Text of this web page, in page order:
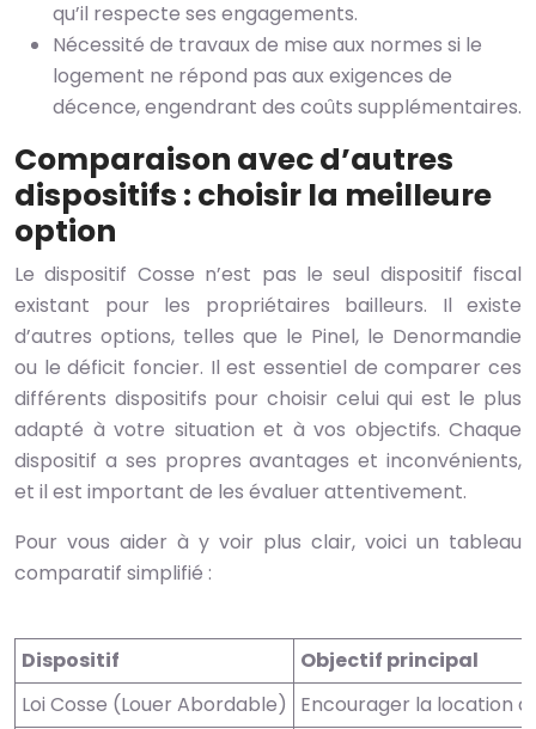
qu’il respecte ses engagements.
Nécessité de travaux de mise aux normes si le
logement ne répond pas aux exigences de
décence, engendrant des coûts supplémentaires.
Comparaison avec d’autres
dispositifs : choisir la meilleure
option
Le dispositif Cosse n’est pas le seul dispositif fiscal
existant pour les propriétaires bailleurs. Il existe
d’autres options, telles que le Pinel, le Denormandie
ou le déficit foncier. Il est essentiel de comparer ces
différents dispositifs pour choisir celui qui est le plus
adapté à votre situation et à vos objectifs. Chaque
dispositif a ses propres avantages et inconvénients,
et il est important de les évaluer attentivement.
Pour vous aider à y voir plus clair, voici un tableau
comparatif simplifié :
Dispositif
Objectif principal
Loi Cosse (Louer Abordable)
Encourager la location